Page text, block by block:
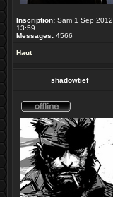
Inscription: Sam 1 Sep 2012
13:59
Messages: 4566
Haut
shadowtief